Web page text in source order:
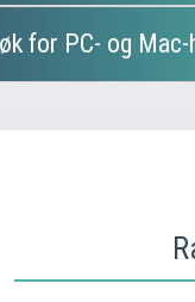
for PC- og Mac-